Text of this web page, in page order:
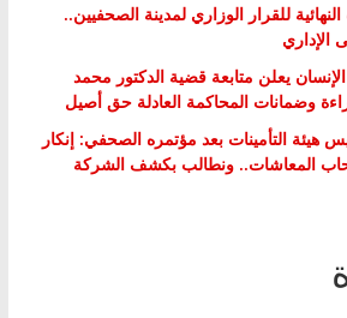
للقرار الوزاري لمدينة الصحفيين..
الإداري
يعلن متابعة قضية الدكتور محمد
وضمانات المحاكمة العادلة حق أصيل
هيئة التأمينات بعد مؤتمره الصحفي: إنكار
المعاشات.. ونطالب بكشف الشركة